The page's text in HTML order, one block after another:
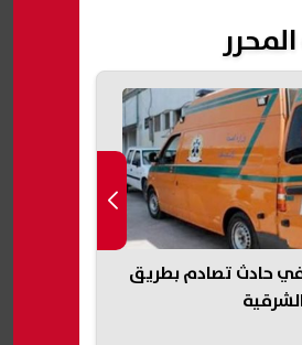
شباب في حادث تصادم بطريق